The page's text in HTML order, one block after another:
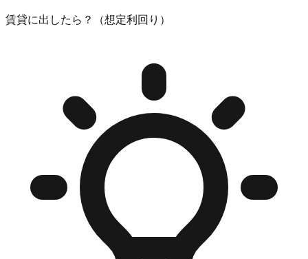
賃貸に出したら？（想定利回り）